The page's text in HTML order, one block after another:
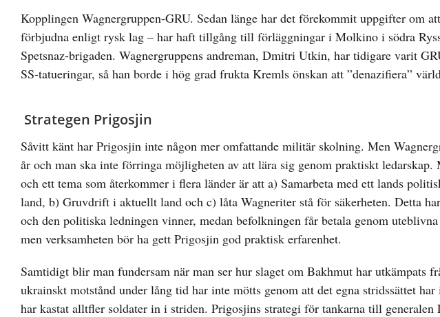
Kopplingen Wagnergruppen-GRU. Sedan länge har det förekommit uppgifter om
förbjudna enligt rysk lag – har haft tillgång till förläggningar i Molkino i södra
Spetsnaz-brigaden. Wagnergruppens andreman, Dmitri Utkin, har tidigare varit
SS-tatueringar, så han borde i hög grad frukta Kremls önskan att ”denazifiera”
Strategen Prigosjin
Såvitt känt har Prigosjin inte någon mer omfattande militär skolning. Men
år och man ska inte förringa möjligheten av att lära sig genom praktiskt
och ett tema som återkommer i flera länder är att a) Samarbeta med ett lands
land, b) Gruvdrift i aktuellt land och c) låta Wagneriter stå för säkerheten. Detta
och den politiska ledningen vinner, medan befolkningen får betala genom
men verksamheten bör ha gett Prigosjin god praktisk erfarenhet.
Samtidigt blir man fundersam när man ser hur slaget om Bakhmut har utkämpats
ukrainskt motstånd under lång tid har inte mötts genom att det egna stridssättet
har kastat alltfler soldater in i striden. Prigosjins strategi för tankarna till